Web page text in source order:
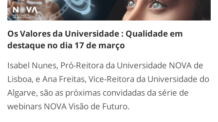
Os Valores da Universidade : Qualidade em
destaque no dia 17 de março
Isabel Nunes, Pró-Reitora da Universidade NOVA de
Lisboa, e Ana Freitas, Vice-Reitora da Universidade do
Algarve, são as próximas convidadas da série de
webinars NOVA Visão de Futuro.